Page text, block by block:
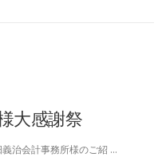
大感謝祭
治会計事務所様のご紹 …